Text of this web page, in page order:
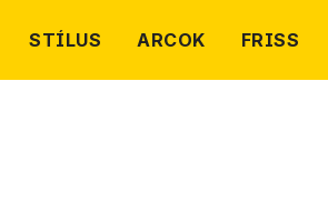
STÍLUS ARCOK FRISS